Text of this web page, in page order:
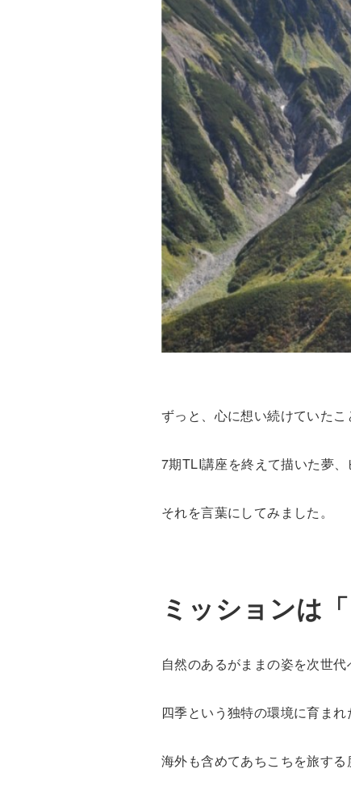
ずっと、心に想い続けていたこ
7期TLI講座を終えて描いた夢、
それを言葉にしてみました。
ミッションは「
自然のあるがままの姿を次世代
四季という独特の環境に育ま
海外も含めてあちこちを旅する